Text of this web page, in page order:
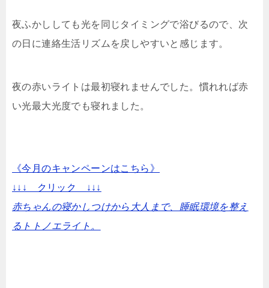
夜ふかししても光を同じタイミングで浴びるので、次
の日に連絡生活リズムを戻しやすいと感じます。
夜の赤いライトは最初寝れませんでした。慣れれば赤
い光最大光度でも寝れました。
《今月のキャンペーンはこちら》
↓↓↓ クリック ↓↓↓
赤ちゃんの寝かしつけから大人まで、睡眠環境を整え
るトトノエライト。